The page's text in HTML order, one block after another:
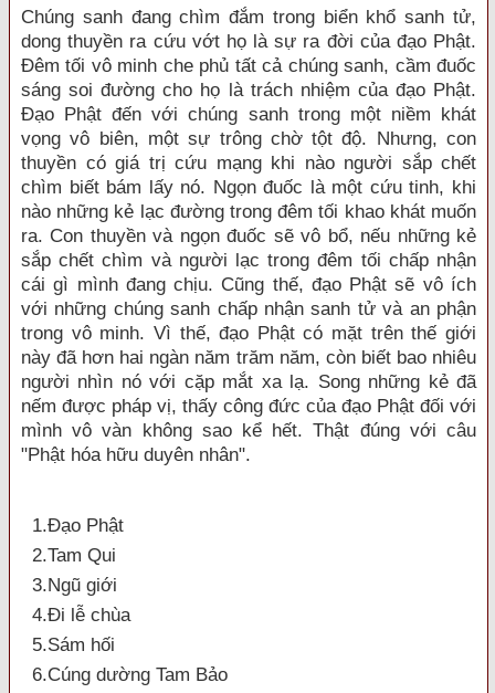
Chúng sanh đang chìm đắm trong biển khổ sanh tử,
dong thuyền ra cứu vớt họ là sự ra đời của đạo Phật.
Ðêm tối vô minh che phủ tất cả chúng sanh, cầm đuốc
sáng soi đường cho họ là trách nhiệm của đạo Phật.
Ðạo Phật đến với chúng sanh trong một niềm khát
vọng vô biên, một sự trông chờ tột độ. Nhưng, con
thuyền có giá trị cứu mạng khi nào người sắp chết
chìm biết bám lấy nó. Ngọn đuốc là một cứu tinh, khi
nào những kẻ lạc đường trong đêm tối khao khát muốn
ra. Con thuyền và ngọn đuốc sẽ vô bổ, nếu những kẻ
sắp chết chìm và người lạc trong đêm tối chấp nhận
cái gì mình đang chịu. Cũng thế, đạo Phật sẽ vô ích
với những chúng sanh chấp nhận sanh tử và an phận
trong vô minh. Vì thế, đạo Phật có mặt trên thế giới
này đã hơn hai ngàn năm trăm năm, còn biết bao nhiêu
người nhìn nó với cặp mắt xa lạ. Song những kẻ đã
nếm được pháp vị, thấy công đức của đạo Phật đối với
mình vô vàn không sao kể hết. Thật đúng với câu
"Phật hóa hữu duyên nhân".
1.Ðạo Phật
2.Tam Qui
3.Ngũ giới
4.Đi lễ chùa
5.Sám hối
6.Cúng dường Tam Bảo